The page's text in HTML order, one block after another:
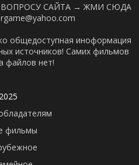
САЙТА → ЖМИ СЮДА
общедоступная иноформация
источников! Самих фильмов
файлов нет!
2025
фильмы